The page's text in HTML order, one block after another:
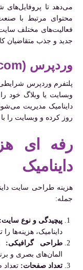
می‌دهد تا پروفایل‌های
محتوای مرتبط با
فعالیت‌های مختلف
جدید و جذب متقاضیان
وردپرس (WordPress.com)
پلتفرم وردپرس شرایطی
وبسایت یا وبلاگ خود
داینامیک مدیریت
روز کرده و وبسایت را با
رفه ای
داینامیک
هزینه طراحی سایت
جمله:
پیچیدگی و نوع سایت:
داینامیک، هزینه‌ها
طراحی گرافیکی:
المان‌های بصری و
تعداد صفحات: